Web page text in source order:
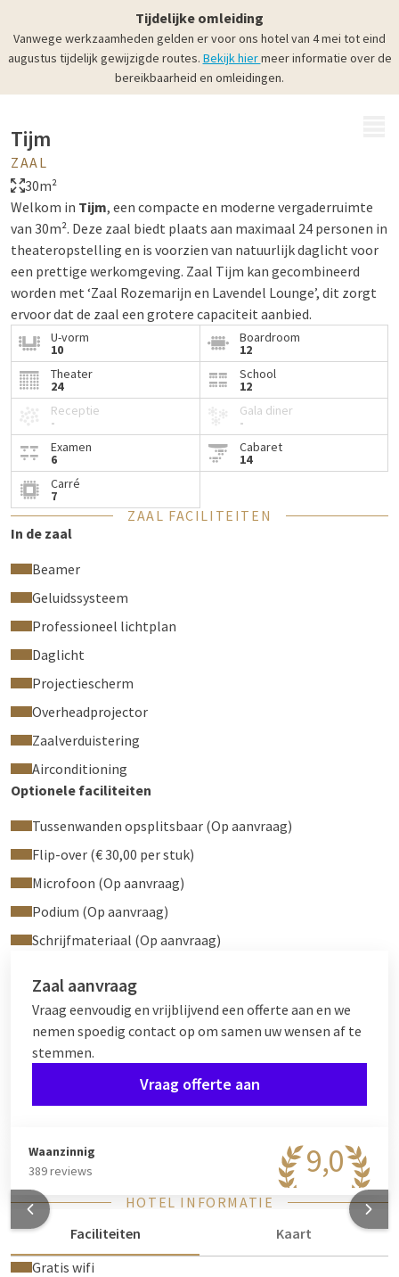
Tijdelijke omleiding
Vanwege werkzaamheden gelden er voor ons hotel van 4 mei tot eind
augustus tijdelijk gewijzigde routes. Bekijk hiermeer informatie over de
bereikbaarheid en omleidingen.
Tijm
ZAAL
30m²
Welkom in Tijm, een compacte en moderne vergaderruimte
van 30m². Deze zaal biedt plaats aan maximaal 24 personen in
theateropstelling en is voorzien van natuurlijk daglicht voor
een prettige werkomgeving. Zaal Tijm kan gecombineerd
worden met ‘Zaal Rozemarijn en Lavendel Lounge’, dit zorgt
ervoor dat de zaal een grotere capaciteit aanbied.
U-vorm
10
Boardroom
12
Theater
24
School
12
Receptie
-
Gala diner
-
Examen
6
Cabaret
14
Carré
7
ZAAL FACILITEITEN
In de zaal
Beamer
Geluidssysteem
Professioneel lichtplan
Daglicht
Projectiescherm
Overheadprojector
Zaalverduistering
Airconditioning
Optionele faciliteiten
Tussenwanden opsplitsbaar (Op aanvraag)
Flip-over (€ 30,00 per stuk)
Microfoon (Op aanvraag)
Podium (Op aanvraag)
Schrijfmateriaal (Op aanvraag)
Zaal aanvraag
Vraag eenvoudig en vrijblijvend een offerte aan en we
nemen spoedig contact op om samen uw wensen af te
stemmen.
Vraag offerte aan
9,0
Waanzinnig
389 reviews
HOTEL INFORMATIE
Faciliteiten
Kaart
Gratis wifi